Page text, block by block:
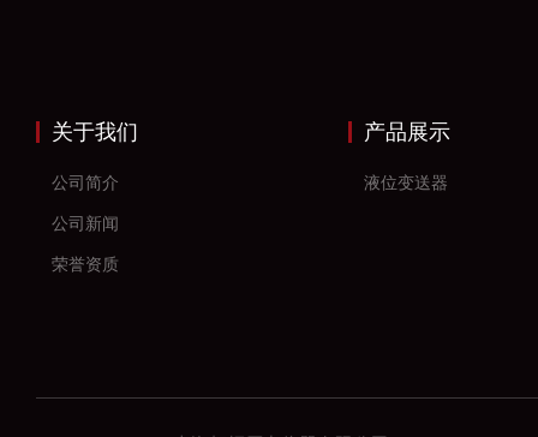
关于我们
公司简介
公司新闻
荣誉资质
产品展示
液位变送器